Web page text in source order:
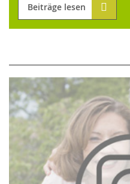
Beiträge lesen